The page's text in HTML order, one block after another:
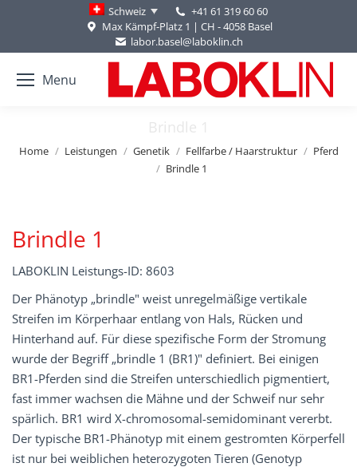
Schweiz
+41 61 319 60 60
Max Kämpf-Platz 1 | CH - 4058 Basel
labor.basel@laboklin.ch
Menu
Brindle 1
You are here:
Home Leistungen Genetik Fellfarbe / Haarstruktur
Pferd
Brindle 1
Brindle 1
LABOKLIN Leistungs-ID: 8603
Der Phänotyp „brindle" weist unregelmäßige vertikale
Streifen im Körperhaar entlang von Hals, Rücken und
Hinterhand auf. Für diese spezifische Form der Stromung
wurde der Begriff „brindle 1 (BR1)" definiert. Bei einigen
BR1-Pferden sind die Streifen unterschiedlich pigmentiert,
fast immer wachsen die Mähne und der Schweif nur sehr
spärlich. BR1 wird X-chromosomal-semidominant vererbt.
Der typische BR1-Phänotyp mit einem gestromten Körperfell
ist nur bei weiblichen heterozygoten Tieren (Genotyp